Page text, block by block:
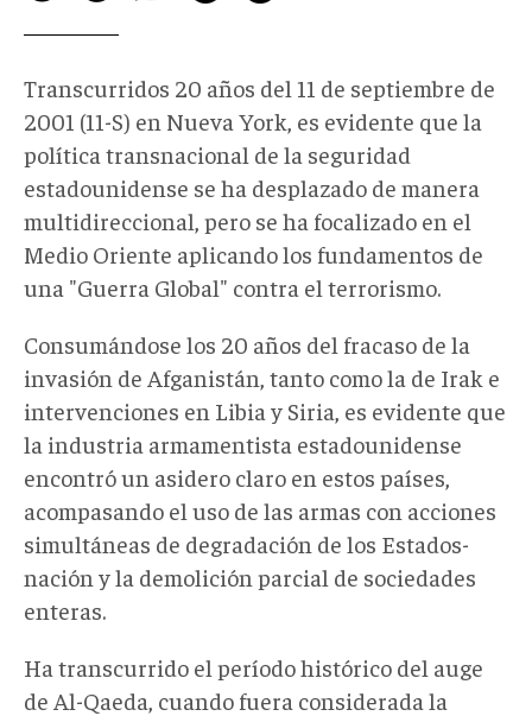
Transcurridos 20 años del 11 de septiembre de
2001 (11-S) en Nueva York, es evidente que la
política transnacional de la seguridad
estadounidense se ha desplazado de manera
multidireccional, pero se ha focalizado en el
Medio Oriente aplicando los fundamentos de
una "Guerra Global" contra el terrorismo.
Consumándose los 20 años del fracaso de la
invasión de Afganistán, tanto como la de Irak e
intervenciones en Libia y Siria, es evidente que
la industria armamentista estadounidense
encontró un asidero claro en estos países,
acompasando el uso de las armas con acciones
simultáneas de degradación de los Estados-
nación y la demolición parcial de sociedades
enteras.
Ha transcurrido el período histórico del auge
de Al-Qaeda, cuando fuera considerada la